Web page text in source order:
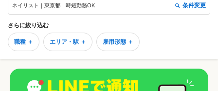
（週5日目安）で、未経験の方も安心デビュー 約8割のスタッフが未経験
からスタートし、一人前のネイリストとして活躍中です♪ 【多様な働き
方「ABC WORK STYLE」】 ライフスタイルに合わせて柔軟に働ける新
制度を導入！利用スタッフも増えています♪ ◆月17〜21日勤務から選択
OK ◆半年毎に出勤日数を変える事も出来ます！ （事例紹介） ・月17日
出勤にしてスクールに通う ・実家暮らしなので月20日出勤にしてプライ
ベート充実 ・副業があるので月18日出勤にして両立 【安心の待遇・福利
厚生】 ・基本給＋歩合＋賞与あり（頑張りがしっかり反映！） ・昇給制
度あり ・残業代も全額支給 ・社会保険完備 ・有給休暇100％消化実績
・無料健康診断あり ・お祝い金最大40万円支給（入社特典） ・アワード
ネイリスト｜東京都｜時短勤務OK 条件変更
さらに絞り込む
職種 ＋ エリア・駅 ＋ 雇用形態 ＋